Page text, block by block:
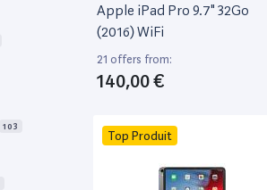
103
Apple iPad Pro 9.7" 32Go
(2016) WiFi
21 offers from:
140,00 €
Top Produit